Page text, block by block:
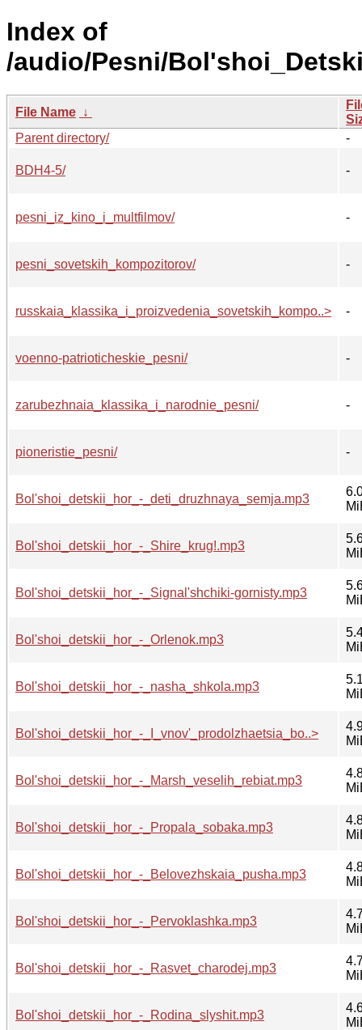
Index of
/audio/Pesni/
File Name ↓
Parent directory/
-
BDH4-5/ -
pesni_iz_kino_i_multfilmov/ -
pesni_sovetskih_kompozitorov/ -
russkaia_klassika_i_proizvedenia_sovetskih_kompo..> -
voenno-patrioticheskie_pesni/ -
zarubezhnaia_klassika_i_narodnie_pesni/ -
pioneristie_pesni/ -
Bol'shoi_detskii_hor_-_deti_druzhnaya_semja.mp3
Bol'shoi_detskii_hor_-_Shire_krug!.mp3
Bol'shoi_detskii_hor_-_Signal'shchiki-gornisty.mp3
Bol'shoi_detskii_hor_-_Orlenok.mp3
Bol'shoi_detskii_hor_-_nasha_shkola.mp3
Bol'shoi_detskii_hor_-_I_vnov'_prodolzhaetsia_bo..>
Bol'shoi_detskii_hor_-_Marsh_veselih_rebiat.mp3
Bol'shoi_detskii_hor_-_Propala_sobaka.mp3
Bol'shoi_detskii_hor_-_Belovezhskaia_pusha.mp3
Bol'shoi_detskii_hor_-_Pervoklashka.mp3
Bol'shoi_detskii_hor_-_Rasvet_charodej.mp3
Bol'shoi_detskii_hor_-_Rodina_slyshit.mp3